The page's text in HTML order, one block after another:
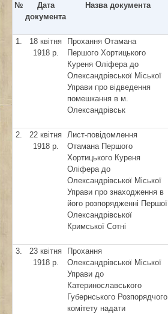
№
Дата
документа
Назва документа
1.
18 квітня
1918 р.
Прохання Отамана
Першого Хортицького
Куреня Оліфера до
Олександрівської Міської
Управи про відведення
помешкання в м.
Олександрівськ
2.
22 квітня
1918 р.
Лист-повідомлення
Отамана Першого
Хортицького Куреня
Оліфера до
Олександрівської Міської
Управи про знаходження в
його розпорядженні Першої
Олександрівської
Кримської Сотні
3.
23 квітня
1918 р.
Прохання
Олександрівської Міської
Управи до
Катеринославського
Губернського Розпорядчого
комітету надати